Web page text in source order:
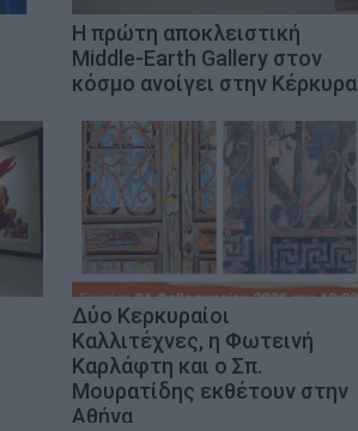
Η πρώτη αποκλειστική
Middle-Earth Gallery στον
κόσμο ανοίγει στην Κέρκυρα
Δύο Κερκυραίοι
Καλλιτέχνες, η Φωτεινή
Καρλάφτη και ο Σπ.
Μουρατίδης εκθέτουν στην
Αθήνα